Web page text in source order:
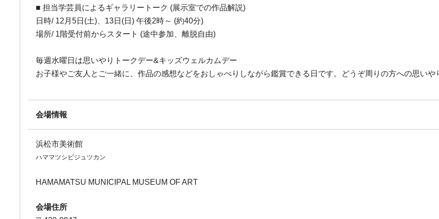
■ 担当学芸員によるギャラリートーク (展示室での作品解説)
日時/ 12月5日(土)、13日(日) 午後2時～ (約40分)
場所/ 1階受付前からスタート (途中参加、離脱自由)
毎週水曜日は思いやりトークデー&キッズウェルカムデー
お子様やご友人とご一緒に、作品の感想などをおしゃべりしながら鑑賞できる日です。どうぞ周りの方への思いや
会場情報
浜松市美術館
ハママツシビジュツカン
HAMAMATSU MUNICIPAL MUSEUM OF ART
会場住所